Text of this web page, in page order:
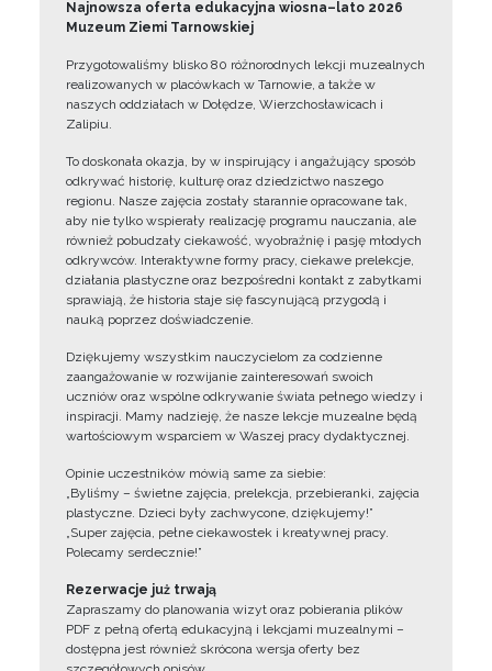
Najnowsza oferta edukacyjna wiosna–lato 2026
Muzeum Ziemi Tarnowskiej
Przygotowaliśmy blisko 80 różnorodnych lekcji muzealnych
realizowanych w placówkach w Tarnowie, a także w
naszych oddziałach w Dołędze, Wierzchosławicach i
Zalipiu.
To doskonała okazja, by w inspirujący i angażujący sposób
odkrywać historię, kulturę oraz dziedzictwo naszego
regionu. Nasze zajęcia zostały starannie opracowane tak,
aby nie tylko wspierały realizację programu nauczania, ale
również pobudzały ciekawość, wyobraźnię i pasję młodych
odkrywców. Interaktywne formy pracy, ciekawe prelekcje,
działania plastyczne oraz bezpośredni kontakt z zabytkami
sprawiają, że historia staje się fascynującą przygodą i
nauką poprzez doświadczenie.
Dziękujemy wszystkim nauczycielom za codzienne
zaangażowanie w rozwijanie zainteresowań swoich
uczniów oraz wspólne odkrywanie świata pełnego wiedzy i
inspiracji. Mamy nadzieję, że nasze lekcje muzealne będą
wartościowym wsparciem w Waszej pracy dydaktycznej.
Opinie uczestników mówią same za siebie:
„Byliśmy – świetne zajęcia, prelekcja, przebieranki, zajęcia
plastyczne. Dzieci były zachwycone, dziękujemy!”
„Super zajęcia, pełne ciekawostek i kreatywnej pracy.
Polecamy serdecznie!”
Rezerwacje już trwają
Zapraszamy do planowania wizyt oraz pobierania plików
PDF z pełną ofertą edukacyjną i lekcjami muzealnymi –
dostępna jest również skrócona wersja oferty bez